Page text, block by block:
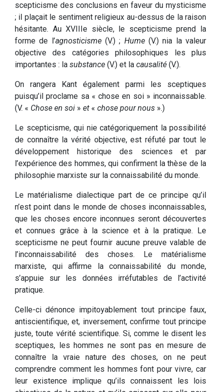
scepticisme des conclusions en faveur du mysticisme
; il plaçait le sentiment religieux au-dessus de la raison
hésitante. Au XVIIIe siècle, le scepticisme prend la
forme de l’agnosticisme(V.) ; Hume(V.) nia la valeur
objective des catégories philosophiques les plus
importantes : la substance (V.) et la causalité (V.).
On rangera Kant également parmi les sceptiques
puisqu’il proclame sa « chose en soi » inconnaissable.
(V. « Chose en soi » et « chose pour nous ».)
Le scepticisme, qui nie catégoriquement la possibilité
de connaître la vérité objective, est réfuté par tout le
développement historique des sciences et par
l’expérience des hommes, qui confirment la thèse de la
philosophie marxiste sur la connaissabilité du monde.
Le matérialisme dialectique part de ce principe qu’il
n’est point dans le monde de choses inconnaissables,
que les choses encore inconnues seront découvertes
et connues grâce à la science et à la pratique. Le
scepticisme ne peut fournir aucune preuve valable de
l’inconnaissabilité des choses. Le matérialisme
marxiste, qui affirme la connaissabilité du monde,
s’appuie sur les données irréfutables de l’activité
pratique.
Celle-ci dénonce impitoyablement tout principe faux,
antiscientifique, et, inversement, confirme tout principe
juste, toute vérité scientifique. Si, comme le disent les
sceptiques, les hommes ne sont pas en mesure de
connaître la vraie nature des choses, on ne peut
comprendre comment les hommes font pour vivre, car
leur existence implique qu’ils connaissent les lois